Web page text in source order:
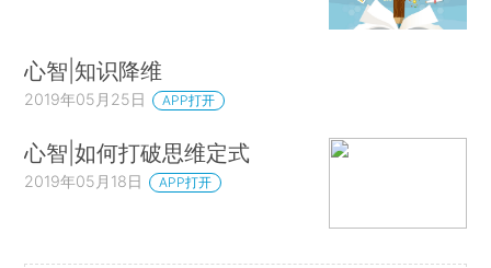
心智|知识降维
2019年05月25日 APP打开
心智|如何打破思维定式
2019年05月18日 APP打开